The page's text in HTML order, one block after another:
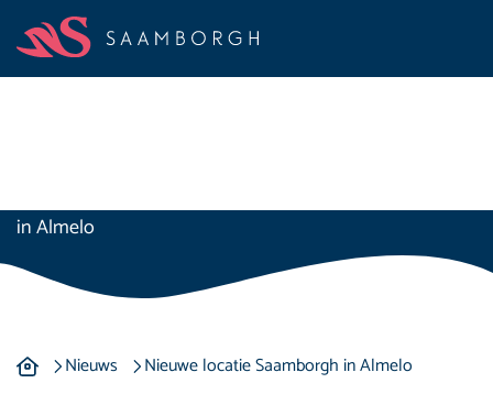
in Almelo
Nieuwe locatie
Nieuws Nieuwe locatie Saamborgh in Almelo